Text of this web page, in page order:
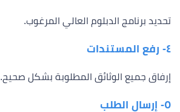
تحديد برنامج الدبلوم العالي المرغوب.
٤- رفع المستندات
إرفاق جميع الوثائق المطلوبة بشكل صحيح.
٥- إرسال الطلب